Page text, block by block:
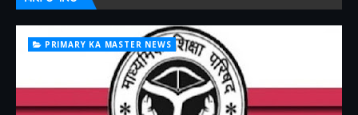
PRIMARY KA MASTER NEWS